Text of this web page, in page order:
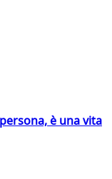
è una vita